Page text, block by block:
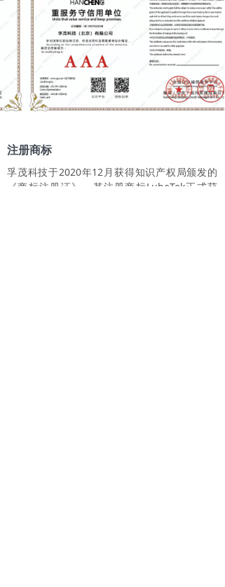
注册商标
孚茂科技于2020年12月获得知识产权局颁发的
《商标注册证》，其注册商标LubeTek正式获